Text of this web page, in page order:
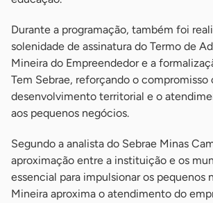
Durante a programação, também foi
solenidade de assinatura do Termo de
Mineira do Empreendedor e a
Tem Sebrae, reforçando o compromisso
desenvolvimento territorial e o
aos pequenos negócios.
Segundo a analista do Sebrae Minas
aproximação entre a instituição e os
essencial para impulsionar os pequenos
Mineira aproxima o atendimento do